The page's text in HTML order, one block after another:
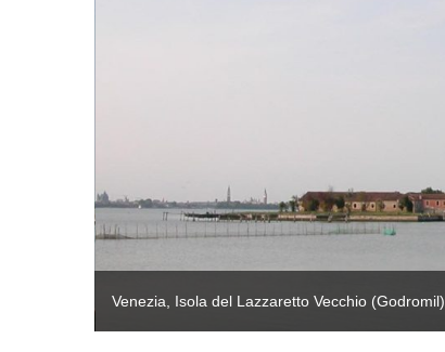
Venezia, Isola del Lazzaretto Vecchio (Godromil)